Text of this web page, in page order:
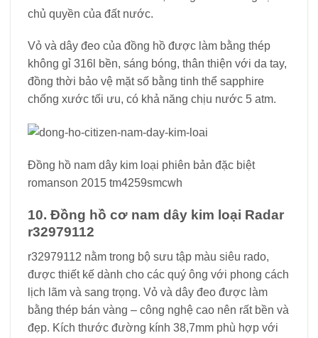
chủ quyền của đất nước.
Vỏ và dây đeo của đồng hồ được làm bằng thép
không gỉ 316l bền, sáng bóng, thân thiện với da tay,
đồng thời bảo vệ mặt số bằng tinh thể sapphire
chống xước tối ưu, có khả năng chịu nước 5 atm.
Đồng hồ nam dây kim loại phiên bản đặc biệt
romanson 2015 tm4259smcwh
10. Đồng hồ cơ nam dây kim loại Radar
r32979112
r32979112 nằm trong bộ sưu tập màu siêu rado,
được thiết kế dành cho các quý ông với phong cách
lịch lãm và sang trọng. Vỏ và dây đeo được làm
bằng thép bán vàng – công nghệ cao nên rất bền và
đẹp. Kích thước đường kính 38,7mm phù hợp với